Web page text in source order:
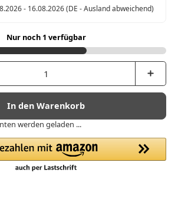
- 16.08.2026(DE - Ausland abweichend)
Nur noch 1 verfügbar
In den Warenkorb
werden geladen ...